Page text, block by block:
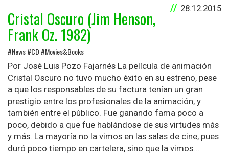
28.12.2015
Cristal Oscuro (Jim Henson,
Frank Oz. 1982)
#News #CD #Movies&Books
Por José Luis Pozo Fajarnés La película de animación
Cristal Oscuro no tuvo mucho éxito en su estreno, pese
a que los responsables de su factura tenían un gran
prestigio entre los profesionales de la animación, y
también entre el público. Fue ganando fama poco a
poco, debido a que fue hablándose de sus virtudes más
y más. La mayoría no la vimos en las salas de cine, pues
duró poco tiempo en cartelera, sino que la vimos...